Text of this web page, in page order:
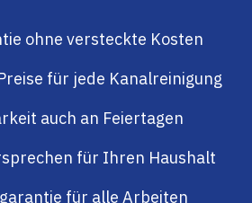
ohne versteckte Kosten
für jede Kanalreinigung
auch an Feiertagen
für Ihren Haushalt
für alle Arbeiten